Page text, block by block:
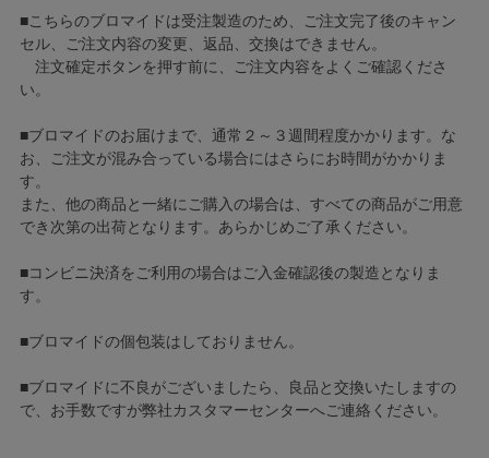
■こちらのブロマイドは受注製造のため、ご注文完了後のキャン
セル、ご注文内容の変更、返品、交換はできません。
注文確定ボタンを押す前に、ご注文内容をよくご確認くださ
い。
■ブロマイドのお届けまで、通常２～３週間程度かかります。な
お、ご注文が混み合っている場合にはさらにお時間がかかりま
す。
また、他の商品と一緒にご購入の場合は、すべての商品がご用意
でき次第の出荷となります。あらかじめご了承ください。
■コンビニ決済をご利用の場合はご入金確認後の製造となりま
す。
■ブロマイドの個包装はしておりません。
■ブロマイドに不良がございましたら、良品と交換いたしますの
で、お手数ですが弊社カスタマーセンターへご連絡ください。